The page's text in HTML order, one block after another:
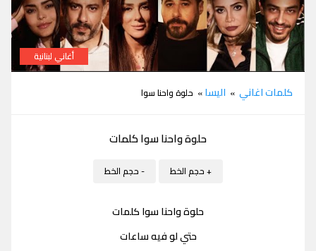
أغاني لبنانية
كلمات اغاني » اليسا» حلوة واحنا سوا
حلوة واحنا سوا كلمات
+ حجم الخط - حجم الخط
حلوة واحنا سوا كلمات
حتي لو فيه ساعات